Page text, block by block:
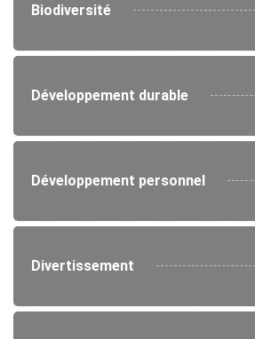
Biodiversité
Développement durable
Développement personnel
Divertissement